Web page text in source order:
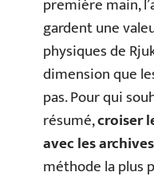
première main,
gardent une
physiques de
dimension que
pas. Pour qui
résumé,croiser
avec les
méthode la plus